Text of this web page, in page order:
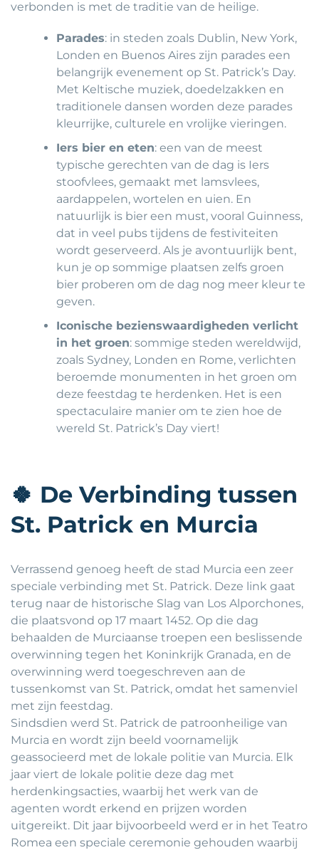
verbonden is met de traditie van de heilige.
Parades: in steden zoals Dublin, New York,
Londen en Buenos Aires zijn parades een
belangrijk evenement op St. Patrick’s Day.
Met Keltische muziek, doedelzakken en
traditionele dansen worden deze parades
kleurrijke, culturele en vrolijke vieringen.
Iers bier en eten: een van de meest
typische gerechten van de dag is Iers
stoofvlees, gemaakt met lamsvlees,
aardappelen, wortelen en uien. En
natuurlijk is bier een must, vooral Guinness,
dat in veel pubs tijdens de festiviteiten
wordt geserveerd. Als je avontuurlijk bent,
kun je op sommige plaatsen zelfs groen
bier proberen om de dag nog meer kleur te
geven.
Iconische bezienswaardigheden verlicht
in het groen: sommige steden wereldwijd,
zoals Sydney, Londen en Rome, verlichten
beroemde monumenten in het groen om
deze feestdag te herdenken. Het is een
spectaculaire manier om te zien hoe de
wereld St. Patrick’s Day viert!
🍀 De Verbinding tussen
St. Patrick en Murcia
Verrassend genoeg heeft de stad Murcia een zeer
speciale verbinding met St. Patrick. Deze link gaat
terug naar de historische Slag van Los Alporchones,
die plaatsvond op 17 maart 1452. Op die dag
behaalden de Murciaanse troepen een beslissende
overwinning tegen het Koninkrijk Granada, en de
overwinning werd toegeschreven aan de
tussenkomst van St. Patrick, omdat het samenviel
met zijn feestdag.
Sindsdien werd St. Patrick de patroonheilige van
Murcia en wordt zijn beeld voornamelijk
geassocieerd met de lokale politie van Murcia. Elk
jaar viert de lokale politie deze dag met
herdenkingsacties, waarbij het werk van de
agenten wordt erkend en prijzen worden
uitgereikt. Dit jaar bijvoorbeeld werd er in het Teatro
Romea een speciale ceremonie gehouden waarbij